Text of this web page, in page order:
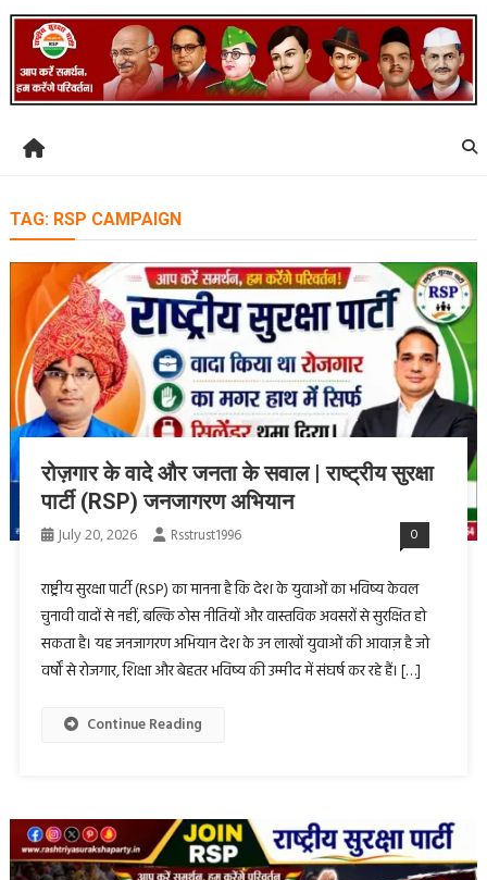
TAG: RSP CAMPAIGN
रोज़गार के वादे और जनता के सवाल | राष्ट्रीय सुरक्षा
पार्टी (RSP) जनजागरण अभियान
July 20, 2026 Rsstrust1996 0
राष्ट्रीय सुरक्षा पार्टी (RSP) का मानना है कि देश के युवाओं का भविष्य केवल
चुनावी वादों से नहीं, बल्कि ठोस नीतियों और वास्तविक अवसरों से सुरक्षित हो
सकता है। यह जनजागरण अभियान देश के उन लाखों युवाओं की आवाज़ है जो
वर्षों से रोजगार, शिक्षा और बेहतर भविष्य की उम्मीद में संघर्ष कर रहे हैं। […]
Continue Reading